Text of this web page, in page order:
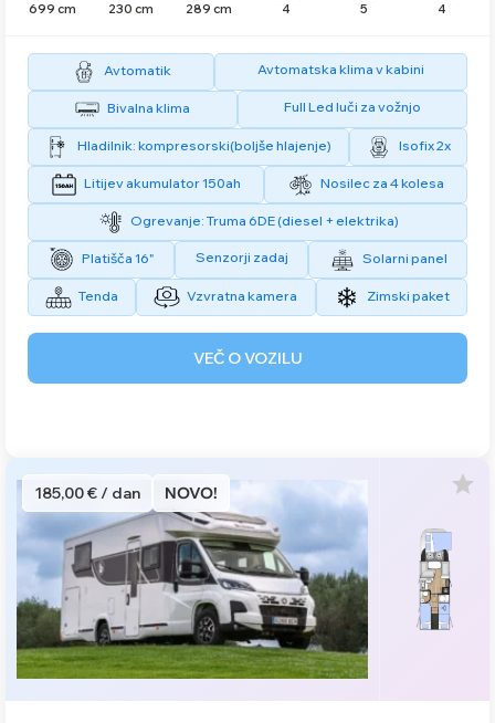
699 cm 230 cm 289 cm 4 5 4
Avtomatik Avtomatska klima v kabini
Bivalna klima Full Led luči za vožnjo
Hladilnik: kompresorski(boljše hlajenje) Isofix 2x
Litijev akumulator 150ah Nosilec za 4 kolesa
Ogrevanje: Truma 6DE (diesel + elektrika)
Platišča 16" Senzorji zadaj Solarni panel
Tenda Vzvratna kamera Zimski paket
VEČ O VOZILU
185,00 € / dan NOVO!